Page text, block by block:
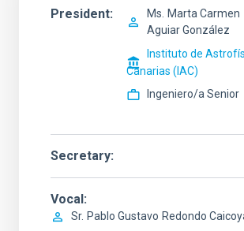
President Ms.
Marta Carmen
Aguiar González
Instituto de
Canarias (IAC)
Ingeniero/a Senior
Secretary
Vocal
Sr. Pablo Gustavo Redondo